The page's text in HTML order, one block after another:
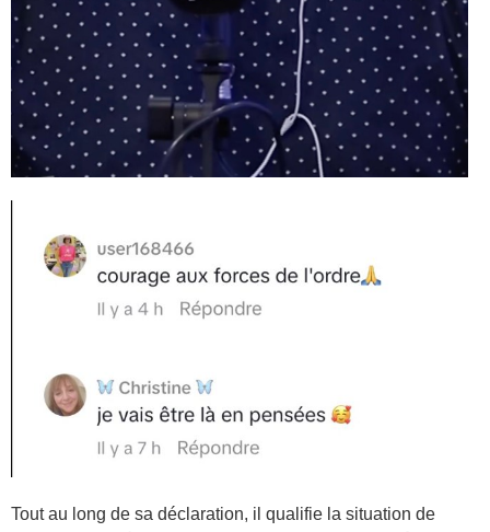
Tout au long de sa déclaration, il qualifie la situation de